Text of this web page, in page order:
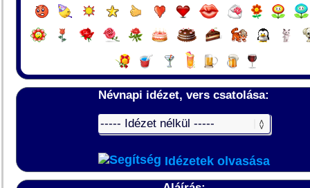
Névnapi idézet, vers csatolása:
Idézetek olvasása